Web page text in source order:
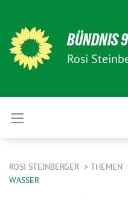
BÜNDNIS
Rosi
ROSI STEINBERGER THEMEN
WASSER